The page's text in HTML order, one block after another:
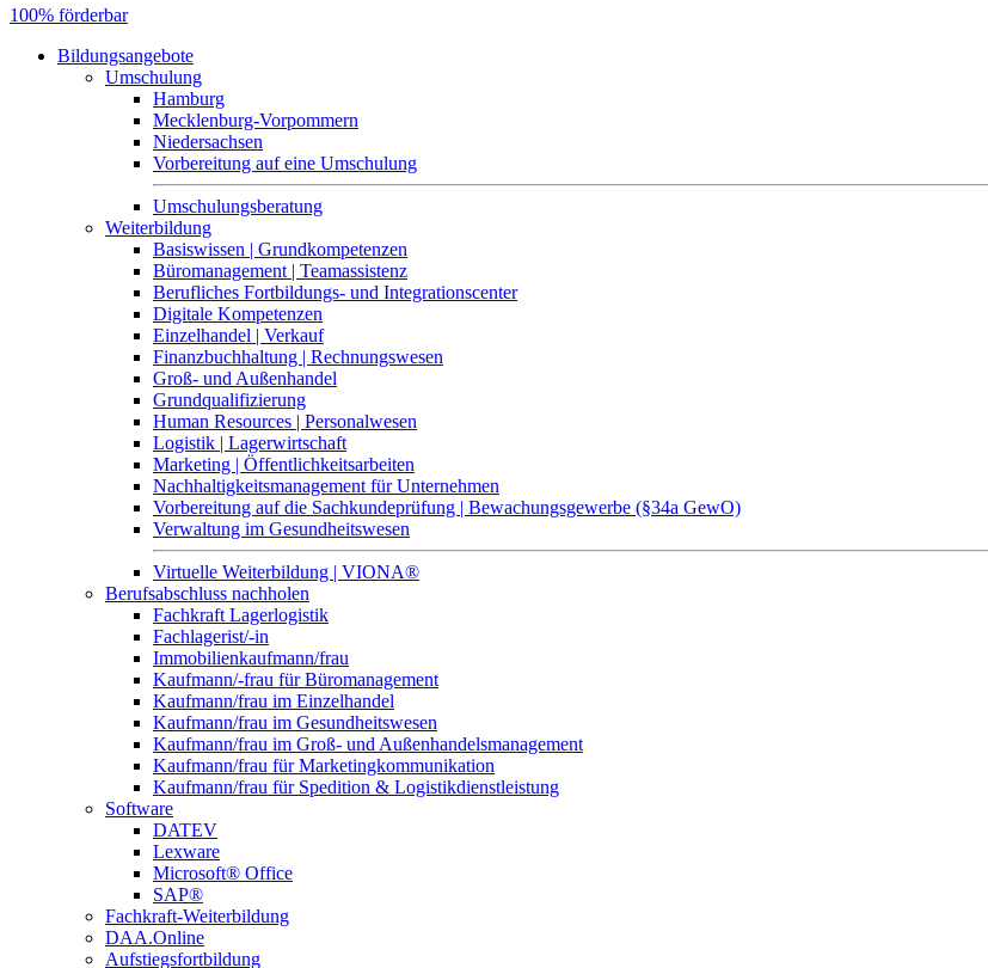
100% förderbar
Bildungsangebote
Umschulung
Hamburg
Mecklenburg-Vorpommern
Niedersachsen
Vorbereitung auf eine Umschulung
Umschulungsberatung
Weiterbildung
Basiswissen | Grundkompetenzen
Büromanagement | Teamassistenz
Berufliches Fortbildungs- und Integrationscenter
Digitale Kompetenzen
Einzelhandel | Verkauf
Finanzbuchhaltung | Rechnungswesen
Groß- und Außenhandel
Grundqualifizierung
Human Resources | Personalwesen
Logistik | Lagerwirtschaft
Marketing | Öffentlichkeitsarbeiten
Nachhaltigkeitsmanagement für Unternehmen
Vorbereitung auf die Sachkundeprüfung | Bewachungsgewerbe (§34a GewO)
Verwaltung im Gesundheitswesen
Virtuelle Weiterbildung | VIONA®
Berufsabschluss nachholen
Fachkraft Lagerlogistik
Fachlagerist/-in
Immobilienkaufmann/frau
Kaufmann/-frau für Büromanagement
Kaufmann/frau im Einzelhandel
Kaufmann/frau im Gesundheitswesen
Kaufmann/frau im Groß- und Außenhandelsmanagement
Kaufmann/frau für Marketingkommunikation
Kaufmann/frau für Spedition & Logistikdienstleistung
Software
DATEV
Lexware
Microsoft® Office
SAP®
Fachkraft-Weiterbildung
DAA.Online
Aufstiegsfortbildung